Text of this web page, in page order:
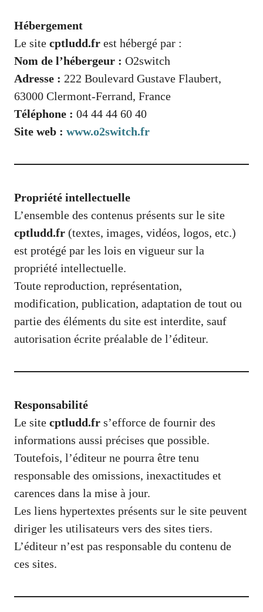
Hébergement
Le site cptludd.fr est hébergé par :
Nom de l’hébergeur : O2switch
Adresse : 222 Boulevard Gustave Flaubert,
63000 Clermont-Ferrand, France
Téléphone : 04 44 44 60 40
Site web : www.o2switch.fr
Propriété intellectuelle
L’ensemble des contenus présents sur le site
cptludd.fr (textes, images, vidéos, logos, etc.)
est protégé par les lois en vigueur sur la
propriété intellectuelle.
Toute reproduction, représentation,
modification, publication, adaptation de tout ou
partie des éléments du site est interdite, sauf
autorisation écrite préalable de l’éditeur.
Responsabilité
Le site cptludd.fr s’efforce de fournir des
informations aussi précises que possible.
Toutefois, l’éditeur ne pourra être tenu
responsable des omissions, inexactitudes et
carences dans la mise à jour.
Les liens hypertextes présents sur le site peuvent
diriger les utilisateurs vers des sites tiers.
L’éditeur n’est pas responsable du contenu de
ces sites.